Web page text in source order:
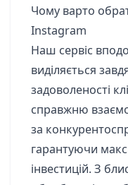
Чому варто
Instagram
Наш сервіс
виділяється
задоволеності
справжню
за
гарантуючи
інвестицій. З